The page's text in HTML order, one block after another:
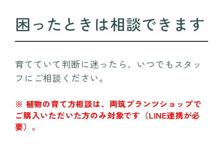
困ったときは相談できます
育てていて判断に迷ったら、いつでもスタッ
フにご相談ください。
※ 植物の育て方相談は、両筑プランツショップで
ご購入いただいた方のみ対象です（LINE連携が必
要）。